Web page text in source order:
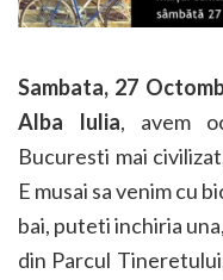
Sambata, 27
Alba Iulia, avem
Bucuresti mai
E musai sa venim cu
bai, puteti inchiria
din Parcul